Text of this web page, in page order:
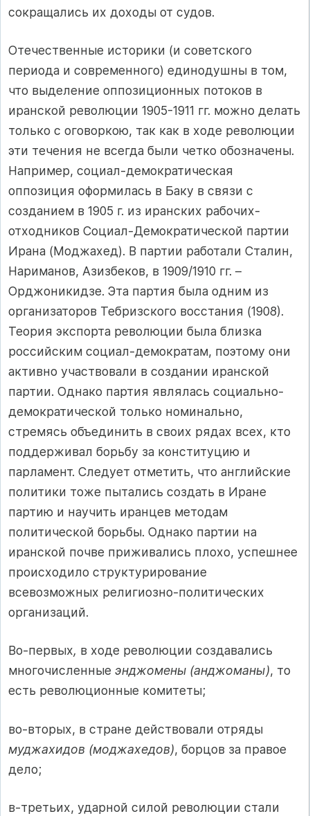
сокращались их доходы от судов.
Отечественные историки (и советского
периода и современного) единодушны в том,
что выделение оппозиционных потоков в
иранской революции 1905-1911 гг. можно делать
только с оговоркою, так как в ходе революции
эти течения не всегда были четко обозначены.
Например, социал-демократическая
оппозиция оформилась в Баку в связи с
созданием в 1905 г. из иранских рабочих-
отходников Социал-Демократической партии
Ирана (Моджахед). В партии работали Сталин,
Нариманов, Азизбеков, в 1909/1910 гг. –
Орджоникидзе. Эта партия была одним из
организаторов Тебризского восстания (1908).
Теория экспорта революции была близка
российским социал-демократам, поэтому они
активно участвовали в создании иранской
партии. Однако партия являлась социально-
демократической только номинально,
стремясь объединить в своих рядах всех, кто
поддерживал борьбу за конституцию и
парламент. Следует отметить, что английские
политики тоже пытались создать в Иране
партию и научить иранцев методам
политической борьбы. Однако партии на
иранской почве приживались плохо, успешнее
происходило структурирование
всевозможных религиозно-политических
организаций.
Во-первых, в ходе революции создавались
многочисленные энджомены (анджоманы), то
есть революционные комитеты;
во-вторых, в стране действовали отряды
муджахидов (моджахедов), борцов за правое
дело;
в-третьих, ударной силой революции стали